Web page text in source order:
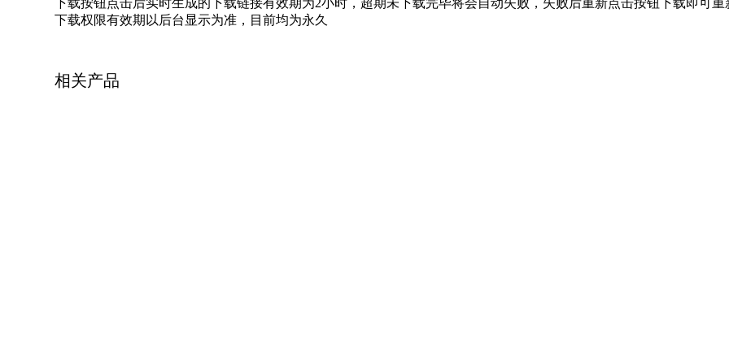
下载按钮点击后实时生成的下载链接有效期为2小时，超期未下载完毕将会自动失败，失败后重新点击按钮下载即可重
下载权限有效期以后台显示为准，目前均为永久
相关产品